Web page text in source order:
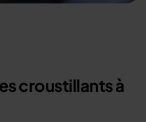
croustillants à